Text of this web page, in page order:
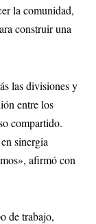
la comunidad,
construir una
las divisiones y
entre los
compartido.
sinergia
afirmó con
de trabajo,